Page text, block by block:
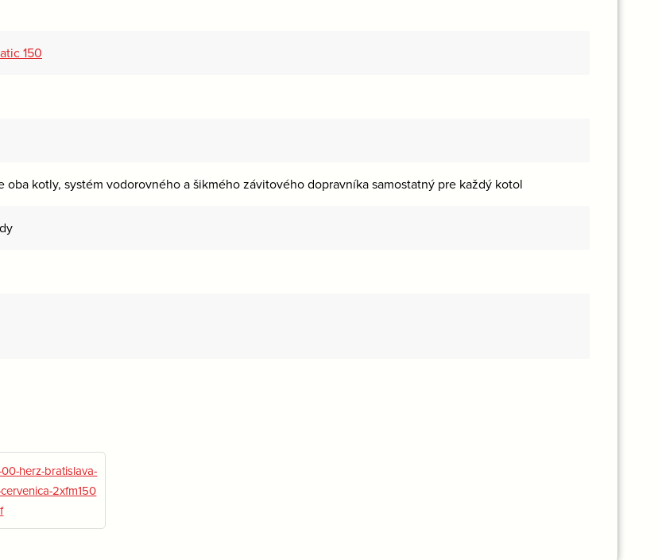
150
oba kotly, systém vodorovného a šikmého závitového dopravníka samostatný pre každý kotol
00-herz-bratislava-
2xfm150